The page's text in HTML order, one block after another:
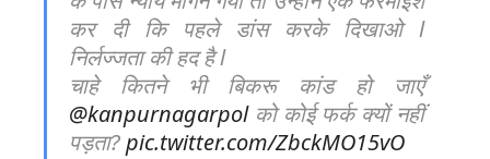
कर दी कि पहले डांस करके दिखाओ l
निर्लज्जता की हद है l
चाहे कितने भी बिकरू कांड हो जाएँ
@kanpurnagarpolको कोई फर्क क्यों नहीं
पड़ता?pic.twitter.com/ZbckMO15vO